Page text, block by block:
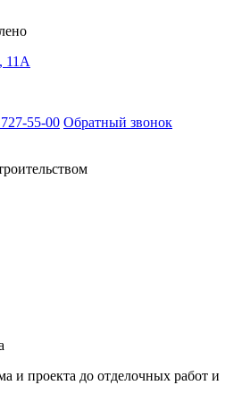
11А
55-00 Обратный звонок
и проекта до отделочных работ и